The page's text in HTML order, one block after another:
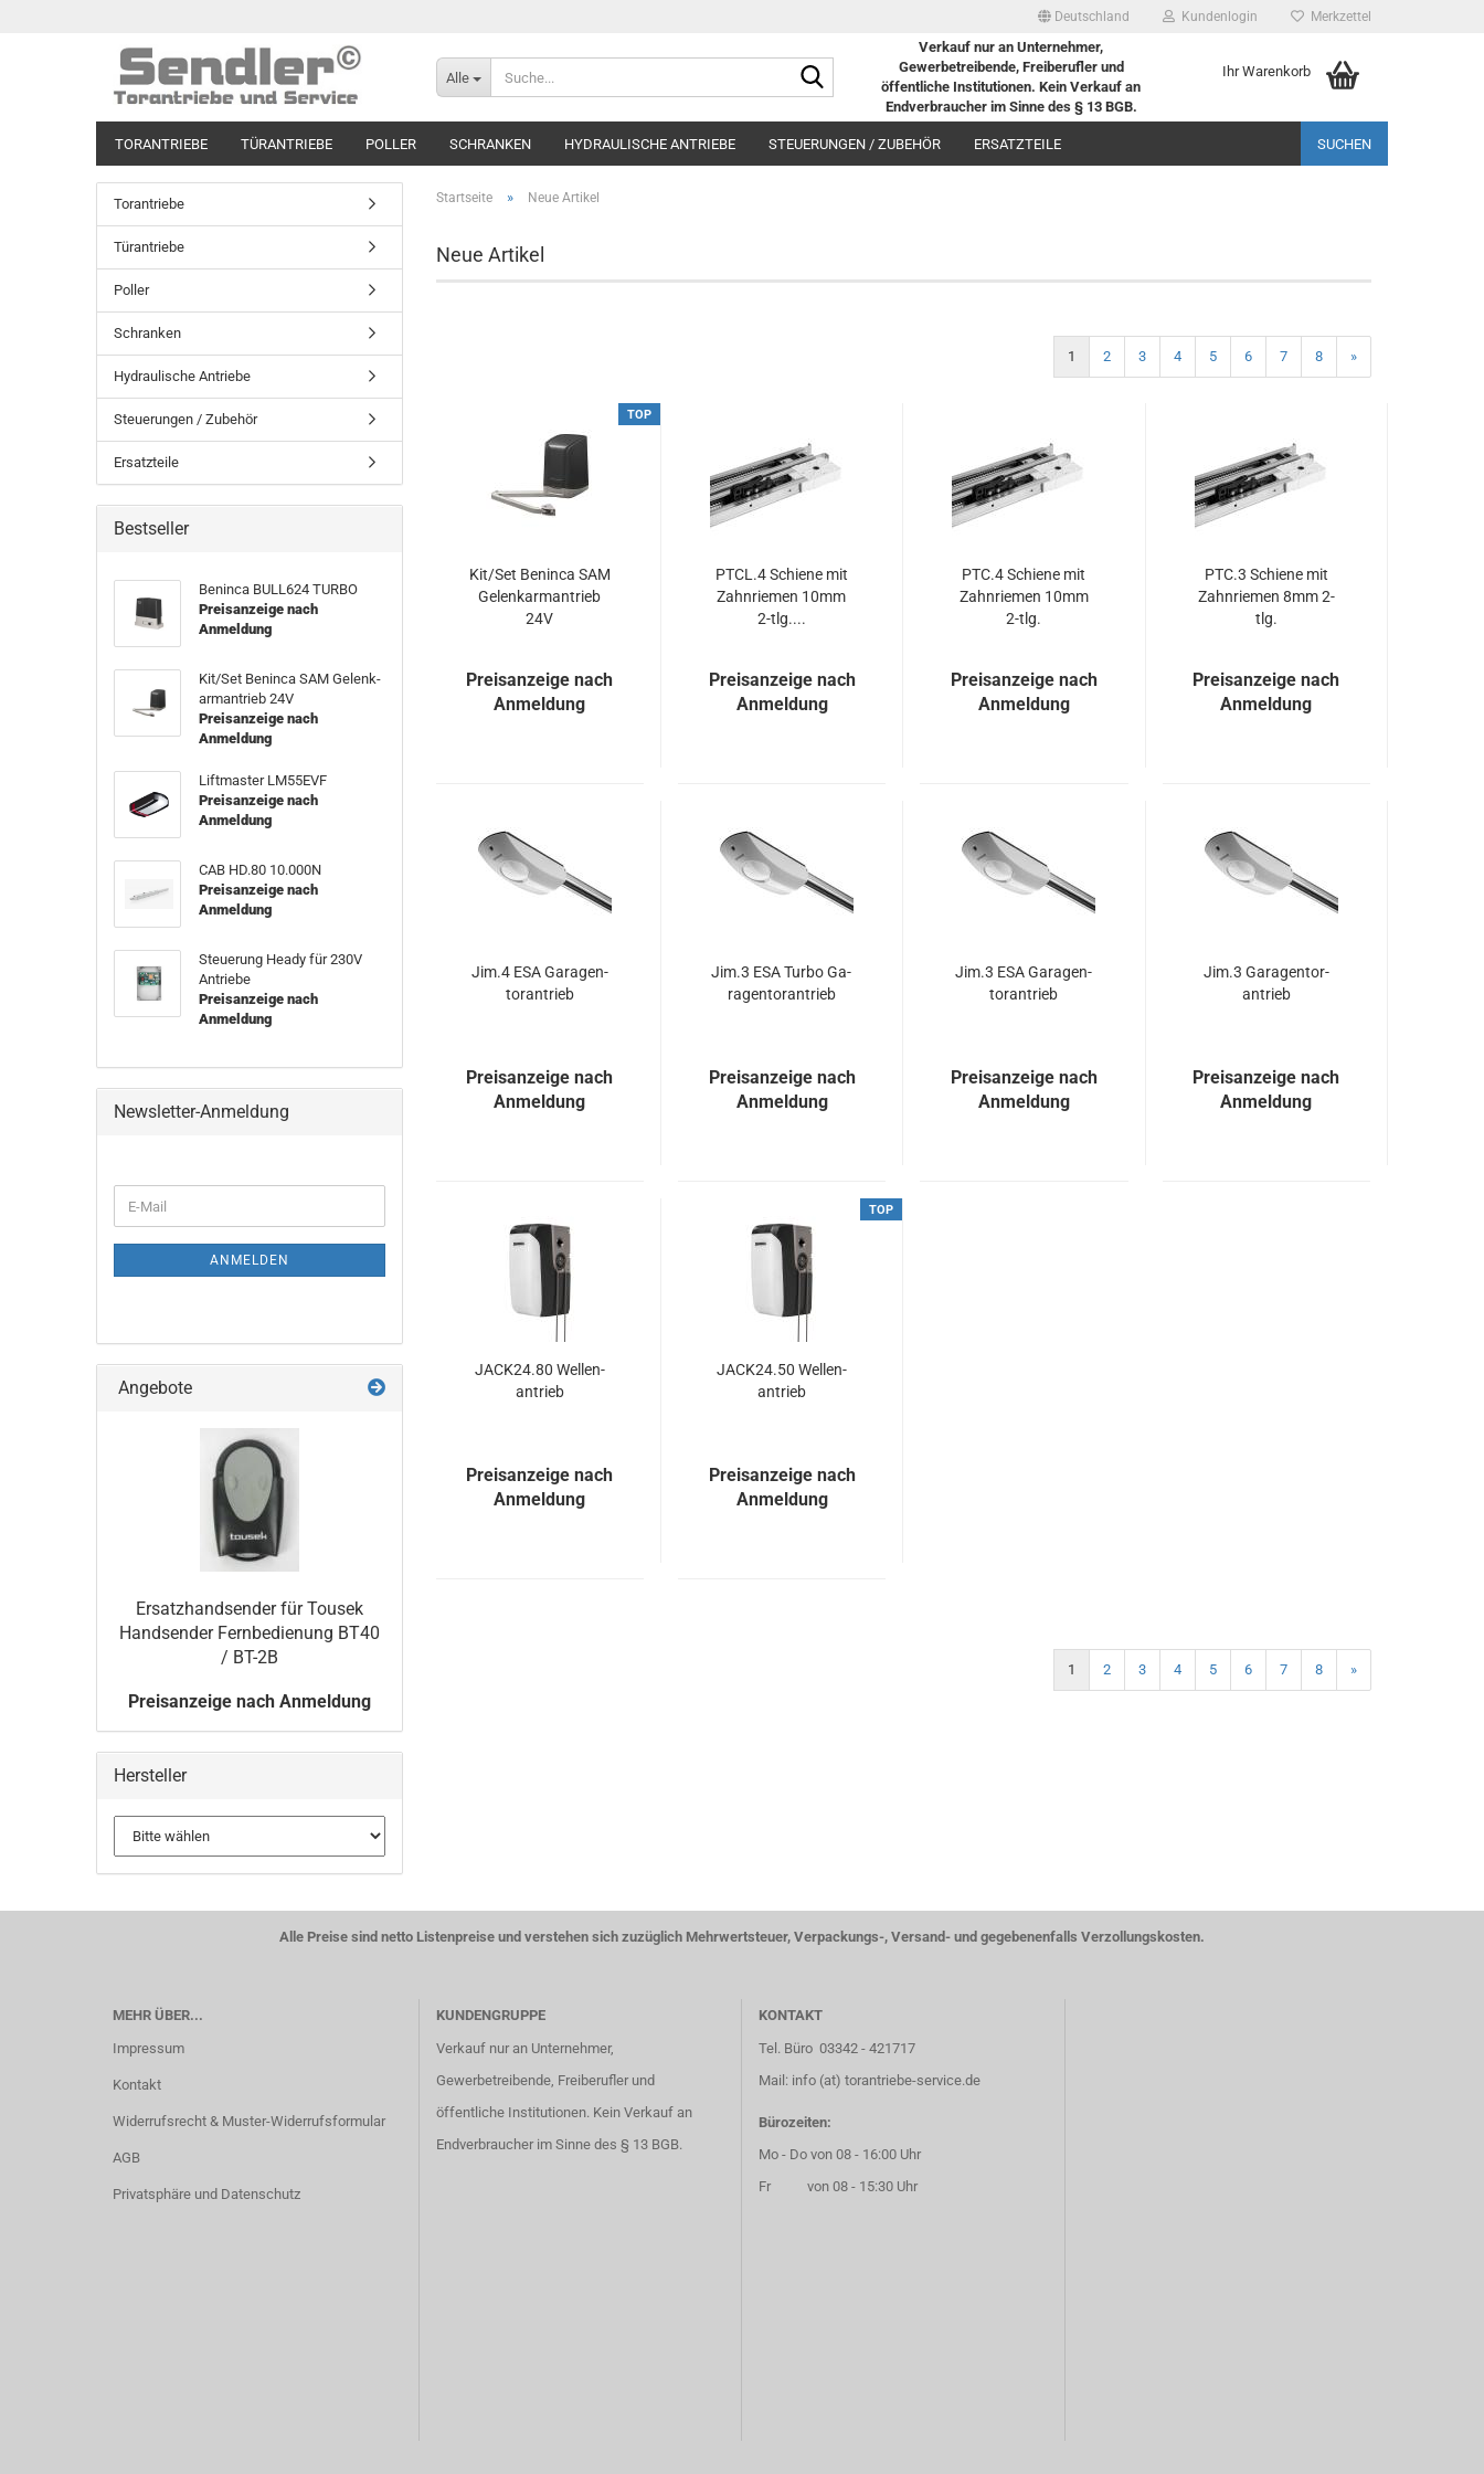
Deutschland Kundenlogin Merkzettel
Alle
Verkauf nur an Unternehmer,
Gewerbetreibende, Freiberufler und
öffentliche Institutionen. Kein Verkauf an
Endverbraucher im Sinne des § 13 BGB.
Ihr Warenkorb
TORANTRIEBE TÜRANTRIEBE POLLER SCHRANKEN HYDRAULISCHE ANTRIEBE STEUERUNGEN / ZUBEHÖR ERSATZTEILE SUCHEN
Startseite » Neue Artikel
Neue Artikel
1 2 3 4 5 6 7 8 »
TOP
Kit/Set Ben­in­ca SAM
Ge­lenk­arm­an­trieb
24V
Preisanzeige nach
Anmeldung
PTCL.4 Schie­ne mit
Zahn­rie­men 10mm
2-tlg....
Preisanzeige nach
Anmeldung
PTC.4 Schie­ne mit
Zahn­rie­men 10mm
2-tlg.
Preisanzeige nach
Anmeldung
PTC.3 Schie­ne mit
Zahn­rie­men 8mm 2-
tlg.
Preisanzeige nach
Anmeldung
Jim.4 ESA Ga­ra­gen­
tor­an­trieb
Preisanzeige nach
Anmeldung
Jim.3 ESA Turbo Ga­
ra­gen­tor­an­trieb
Preisanzeige nach
Anmeldung
Jim.3 ESA Ga­ra­gen­
tor­an­trieb
Preisanzeige nach
Anmeldung
Jim.3 Ga­ra­gen­tor­
an­trieb
Preisanzeige nach
Anmeldung
JACK24.80 Wel­len­
an­trieb
Preisanzeige nach
Anmeldung
TOP
JACK24.50 Wel­len­
an­trieb
Preisanzeige nach
Anmeldung
1 2 3 4 5 6 7 8 »
Torantriebe
Türantriebe
Poller
Schranken
Hydraulische Antriebe
Steuerungen / Zubehör
Ersatzteile
Bestseller
Ben­in­ca BULL624 TURBO
Preisanzeige nach
Anmeldung
Kit/Set Ben­in­ca SAM Ge­lenk­
arm­an­trieb 24V
Preisanzeige nach
Anmeldung
Lift­mas­ter LM55EVF
Preisanzeige nach
Anmeldung
CAB HD.80 10.000N
Preisanzeige nach
Anmeldung
Steue­rung Heady für 230V
An­trie­be
Preisanzeige nach
Anmeldung
Newsletter-Anmeldung
ZUR
E-
Mail
ANMELDEN
Angebote
Er­satz­hand­sen­der für Tou­sek
Hand­sen­der Fern­be­die­nung BT40
/ BT-2B
Preisanzeige nach Anmeldung
Hersteller
Alle Preise sind netto Listenpreise und verstehen sich zuzüglich Mehrwertsteuer, Verpackungs-, Versand- und gegebenenfalls Verzollungskosten.
MEHR ÜBER...
Impressum
Kontakt
Widerrufsrecht & Muster-Widerrufsformular
AGB
Privatsphäre und Datenschutz
KUNDENGRUPPE
Verkauf nur an Unternehmer,
Gewerbetreibende, Freiberufler und
öffentliche Institutionen. Kein Verkauf an
Endverbraucher im Sinne des § 13 BGB.
KONTAKT
Tel. Büro 03342 - 421717
Mail: info (at) torantriebe-service.de
Bürozeiten:
Mo - Do von 08 - 16:00 Uhr
Fr von 08 - 15:30 Uhr